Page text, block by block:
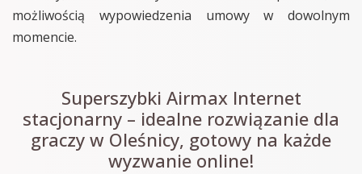
możliwością wypowiedzenia umowy w dowolnym
momencie.
Superszybki Airmax Internet
stacjonarny – idealne rozwiązanie dla
graczy w Oleśnicy, gotowy na każde
wyzwanie online!